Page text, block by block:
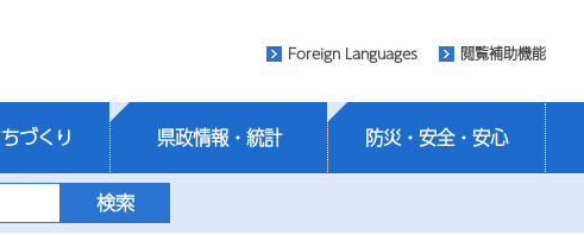
Foreign Languages 閲覧補助機能
づくり 県政情報・統計 防災・安全・安心